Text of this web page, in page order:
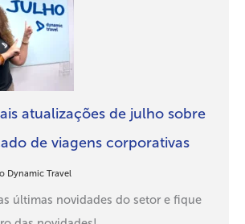
atualizações de julho sobre
de viagens corporativas
Dynamic Travel
últimas novidades do setor e fique